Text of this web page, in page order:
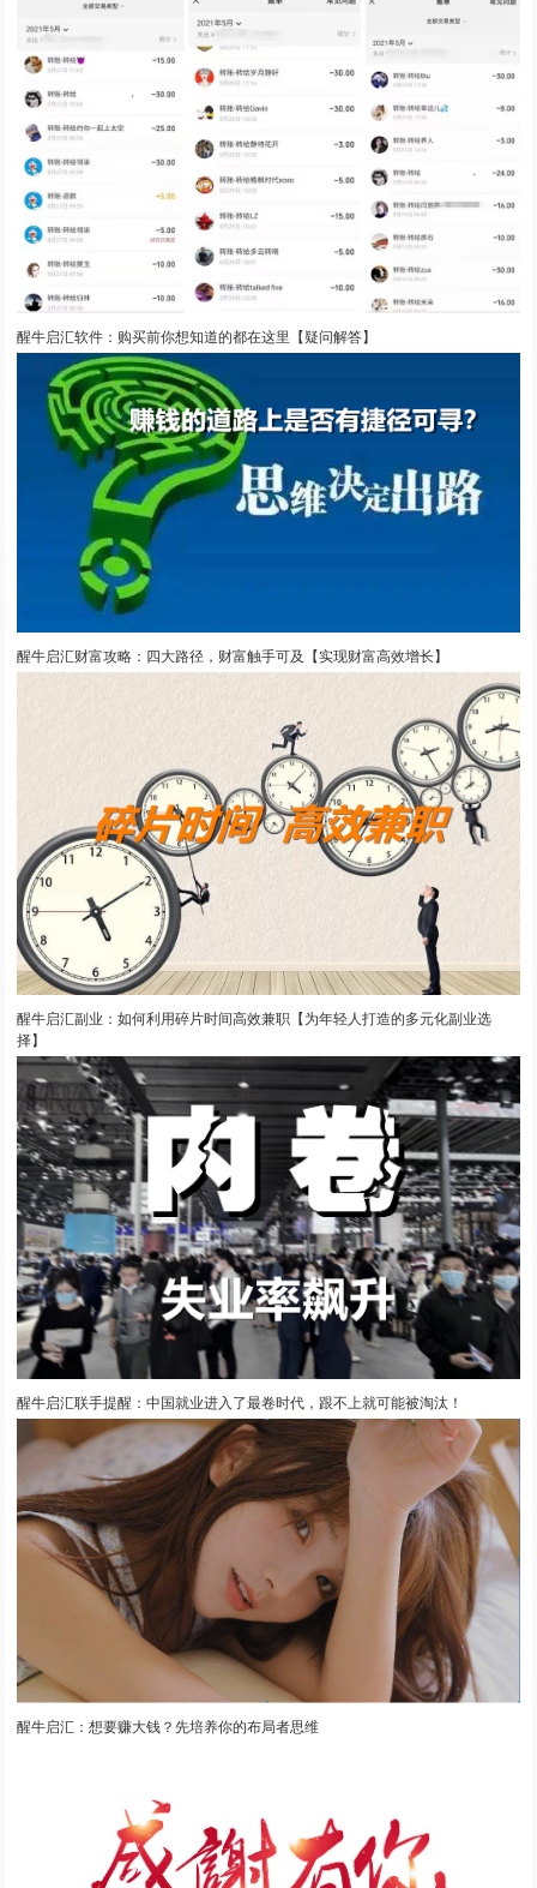
醒牛启汇软件：购买前你想知道的都在这里【疑问解答】
醒牛启汇财富攻略：四大路径，财富触手可及【实现财富高效增长】
醒牛启汇副业：如何利用碎片时间高效兼职【为年轻人打造的多元化副业选
择】
醒牛启汇联手提醒：中国就业进入了最卷时代，跟不上就可能被淘汰！
醒牛启汇：想要赚大钱？先培养你的布局者思维